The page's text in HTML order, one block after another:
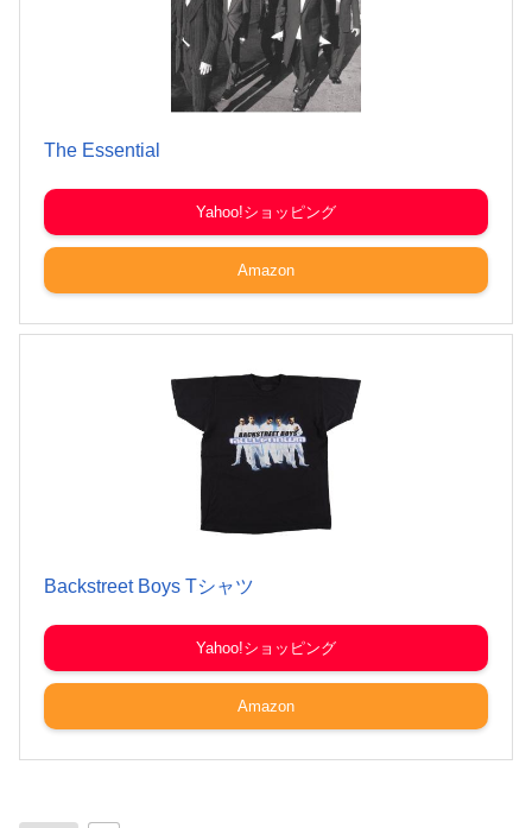
The Essential
Yahoo!ショッピング
Amazon
Backstreet Boys Tシャツ
Yahoo!ショッピング
Amazon